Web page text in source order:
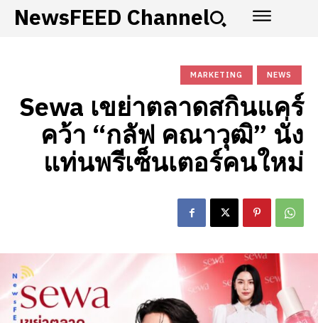
NewsFEED Channel
MARKETING NEWS
Sewa เขย่าตลาดสกินแคร์
คว้า “กลัฟ คณาวุฒิ” นั่ง
แท่นพรีเซ็นเตอร์คนใหม่